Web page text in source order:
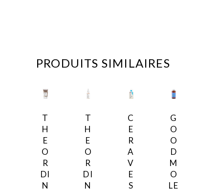
PRODUITS SIMILAIRES
T
H
E
O
R
DI
N
T
H
E
O
R
DI
N
C
E
R
A
V
E
S
G
O
O
D
M
O
LE